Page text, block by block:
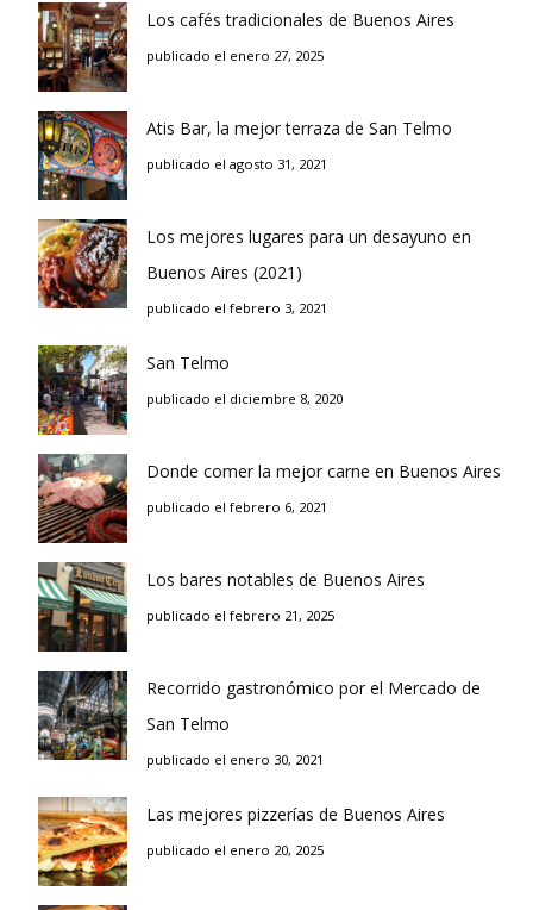
Los cafés tradicionales de Buenos Aires
publicado el enero 27, 2025
Atis Bar, la mejor terraza de San Telmo
publicado el agosto 31, 2021
Los mejores lugares para un desayuno en
Buenos Aires (2021)
publicado el febrero 3, 2021
San Telmo
publicado el diciembre 8, 2020
Donde comer la mejor carne en Buenos Aires
publicado el febrero 6, 2021
Los bares notables de Buenos Aires
publicado el febrero 21, 2025
Recorrido gastronómico por el Mercado de
San Telmo
publicado el enero 30, 2021
Las mejores pizzerías de Buenos Aires
publicado el enero 20, 2025